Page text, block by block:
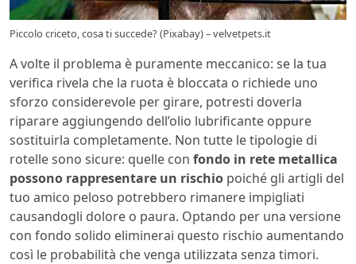
Piccolo criceto, cosa ti succede? (Pixabay) – velvetpets.it
A volte il problema è puramente meccanico: se la tua
verifica rivela che la ruota è bloccata o richiede uno
sforzo considerevole per girare, potresti doverla
riparare aggiungendo dell’olio lubrificante oppure
sostituirla completamente. Non tutte le tipologie di
rotelle sono sicure: quelle con fondo in rete metallica
possono rappresentare un rischio poiché gli artigli del
tuo amico peloso potrebbero rimanere impigliati
causandogli dolore o paura. Optando per una versione
con fondo solido eliminerai questo rischio aumentando
così le probabilità che venga utilizzata senza timori.